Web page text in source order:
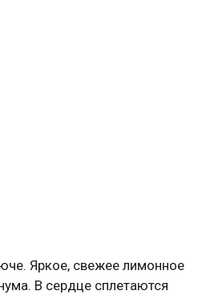
Яркое, свежее лимонное
В сердце сплетаются